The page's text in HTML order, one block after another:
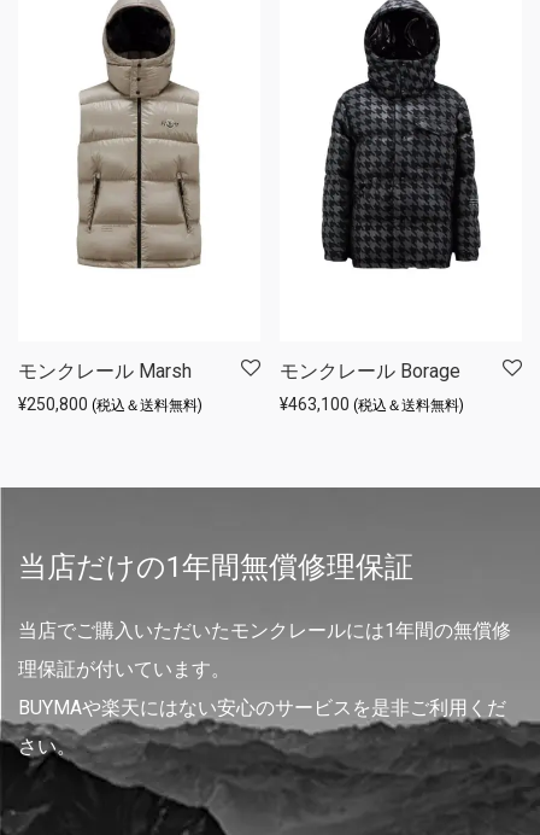
モンクレール Marsh
¥250,800 (税込＆送料無料)
モンクレール Borage
¥463,100 (税込＆送料無料)
当店だけの1年間無償修理保証
当店でご購入いただいたモンクレールには1年間の無償修
理保証が付いています。
BUYMAや楽天にはない安心のサービスを是非ご利用くだ
さい。